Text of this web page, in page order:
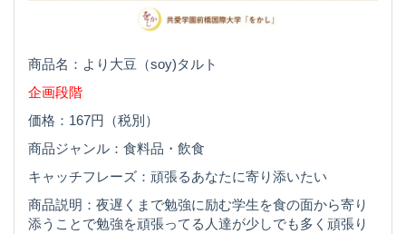
商品名：より大豆（soy)タルト
企画段階
価格：167円（税別）
商品ジャンル：食料品・飲食
キャッチフレーズ：頑張るあなたに寄り添いたい
商品説明：夜遅くまで勉強に励む学生を食の面から寄り
添うことで勉強を頑張ってる人達が少しでも多く頑張り